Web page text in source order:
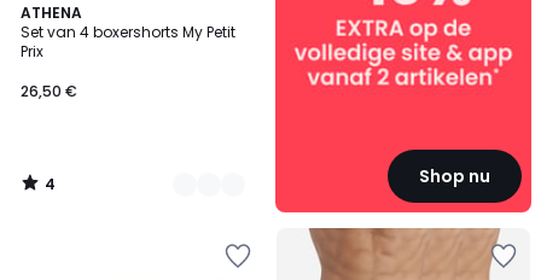
ATHENA
Set van 4 boxershorts My Petit
Prix
26,50 €
4
/
5
3
Kleuren
4
/
Shop nu